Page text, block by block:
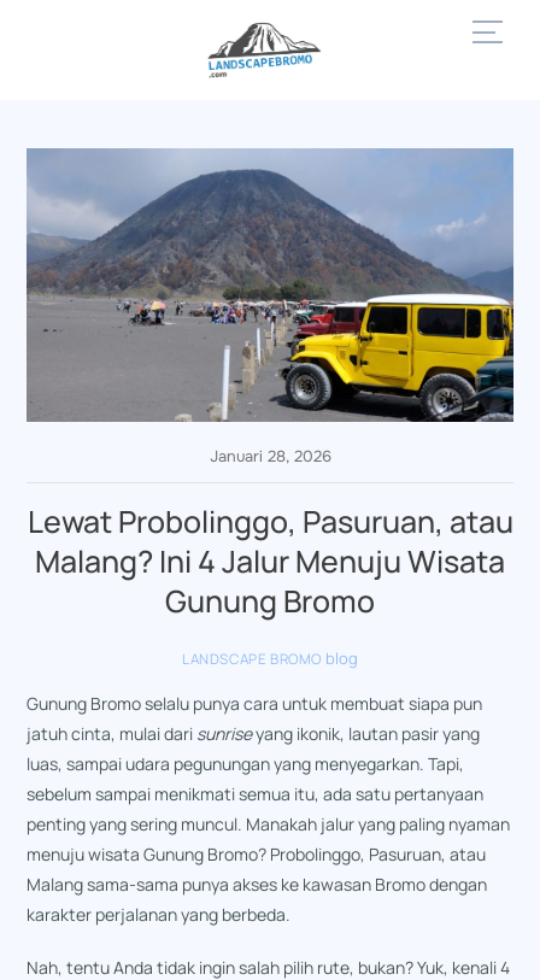
Januari 28, 2026
Lewat Probolinggo, Pasuruan, atau
Malang? Ini 4 Jalur Menuju Wisata
Gunung Bromo
LANDSCAPE BROMO blog
Gunung Bromo selalu punya cara untuk membuat siapa pun
jatuh cinta, mulai dari sunriseyang ikonik, lautan pasir yang
luas, sampai udara pegunungan yang menyegarkan. Tapi,
sebelum sampai menikmati semua itu, ada satu pertanyaan
penting yang sering muncul. Manakah jalur yang paling nyaman
menujuwisata Gunung Bromo? Probolinggo, Pasuruan, atau
Malang sama-sama punya akses ke kawasan Bromo dengan
karakter perjalanan yang berbeda.
Nah, tentu Anda tidak ingin salah pilih rute, bukan? Yuk, kenali 4